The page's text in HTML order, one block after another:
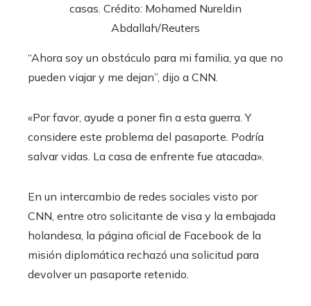
casas. Crédito: Mohamed Nureldin
Abdallah/Reuters
“Ahora soy un obstáculo para mi familia, ya que no
pueden viajar y me dejan”, dijo a CNN.
«Por favor, ayude a poner fin a esta guerra. Y
considere este problema del pasaporte. Podría
salvar vidas. La casa de enfrente fue atacada».
En un intercambio de redes sociales visto por
CNN, entre otro solicitante de visa y la embajada
holandesa, la página oficial de Facebook de la
misión diplomática rechazó una solicitud para
devolver un pasaporte retenido.